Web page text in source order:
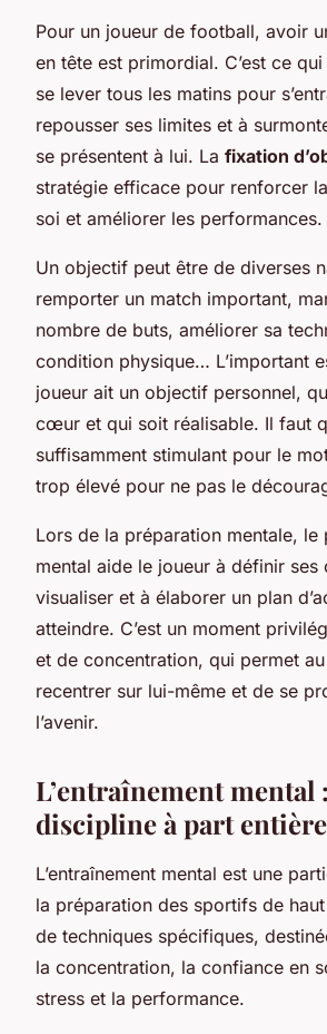
Pour un joueur de football, avoir
en tête est primordial. C’est ce
se lever tous les matins pour
repousser ses limites et à
se présentent à lui. La fixation
stratégie efficace pour renforcer
soi et améliorer les performances.
Un objectif peut être de diverses
remporter un match important,
nombre de buts, améliorer sa
condition physique… L’important
joueur ait un objectif personnel,
cœur et qui soit réalisable. Il faut
suffisamment stimulant pour le
trop élevé pour ne pas le
Lors de la préparation mentale, le
mental aide le joueur à définir ses
visualiser et à élaborer un plan
atteindre. C’est un moment
et de concentration, qui permet
recentrer sur lui-même et de se
l’avenir.
L’entraînement mental
discipline à part entière
L’entraînement mental est une
la préparation des sportifs de haut
de techniques spécifiques,
la concentration, la confiance en
stress et la performance.